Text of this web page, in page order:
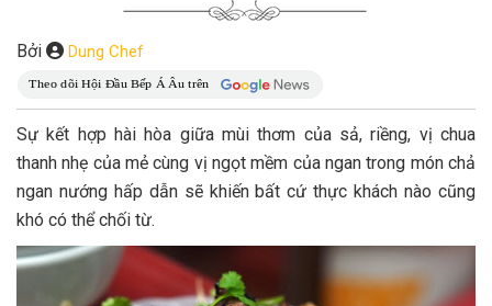
Bởi Dung Chef
Sự kết hợp hài hòa giữa mùi thơm của sả, riềng, vị chua
thanh nhẹ của mẻ cùng vị ngọt mềm của ngan trong món chả
ngan nướng hấp dẫn sẽ khiến bất cứ thực khách nào cũng
khó có thể chối từ.